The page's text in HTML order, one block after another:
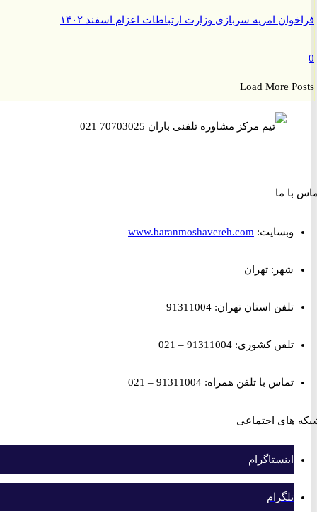
امریه سربازی وزارت ارتباطات اعزام اسفند ۱۴۰۲
Load More
ما
وبسایت:www.baranmoshavereh.com
شهر: تهران
تلفن استان تهران: 91311004
تلفن کشوری: 91311004 – 021
تماس با تلفن همراه: 91311004 – 021
اجتماعی
اینستاگرام
تلگرام